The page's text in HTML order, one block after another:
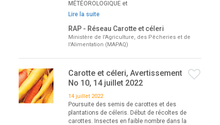
MÉTÉOROLOGIQUE et
Lire la suite
RAP - Réseau Carotte et céleri
Ministère de l'Agriculture, des Pêcheries et de
l'Alimentation (MAPAQ)
Carotte et céleri, Avertissement
No 10, 14 juillet 2022
14 juillet 2022
Poursuite des semis de carottes et des
plantations de céleris. Début de récoltes de
carottes. Insectes en faible nombre dans la